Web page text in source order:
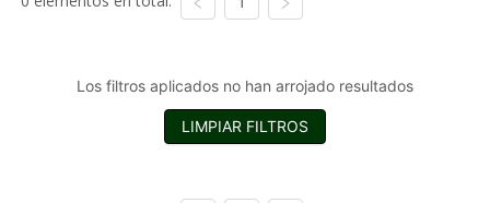
Los filtros aplicados no han arrojado resultados
LIMPIAR FILTROS